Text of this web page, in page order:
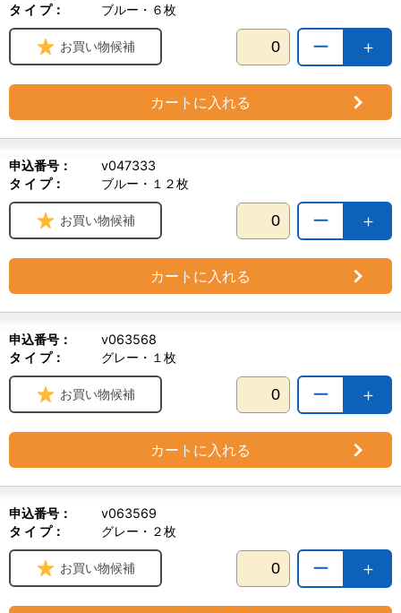
タ イ プ：
ブルー・６枚
＋
ー
お買い物候補
カートに入れる
申込番号：
v047333
タ イ プ：
ブルー・１２枚
＋
ー
お買い物候補
カートに入れる
申込番号：
v063568
タ イ プ：
グレー・１枚
＋
ー
お買い物候補
カートに入れる
申込番号：
v063569
タ イ プ：
グレー・２枚
＋
ー
お買い物候補